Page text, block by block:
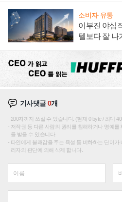
소비자·유통
이부진 야심
텔보다 잘 나
기사댓글0개
200자까지 쓰실 수 있습니다. (현재 0 byte / 최대
저작권 등 다른 사람의 권리를 침해하거나 명예를
를 받을 수 있습니다.
타인에게 불쾌감을 주는 욕설 등 비하하는 단어
리자의 판단에 의해 삭제 합니다.